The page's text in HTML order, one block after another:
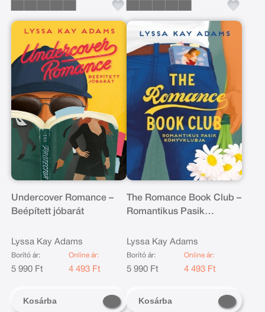
Undercover Romance –
Beépített jóbarát
Lyssa Kay Adams
Borító ár:
5 990 Ft
Online ár:
4 493 Ft
Kosárba
The Romance Book Club –
Romantikus Pasik
Lyssa Kay Adams
Borító ár:
5 990 Ft
Online ár:
4 493 Ft
Kosárba